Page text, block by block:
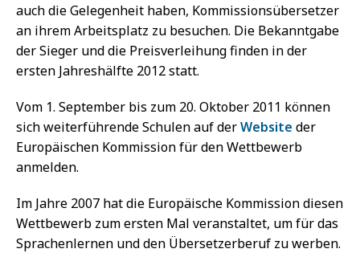
auch die Gelegenheit haben, Kommissionsübersetzer
an ihrem Arbeitsplatz zu besuchen. Die Bekanntgabe
der Sieger und die Preisverleihung finden in der
ersten Jahreshälfte 2012 statt.
Vom 1. September bis zum 20. Oktober 2011 können
sich weiterführende Schulen auf derWebsite der
Europäischen Kommission für den Wettbewerb
anmelden.
Im Jahre 2007 hat die Europäische Kommission diesen
Wettbewerb zum ersten Mal veranstaltet, um für das
Sprachenlernen und den Übersetzerberuf zu werben.